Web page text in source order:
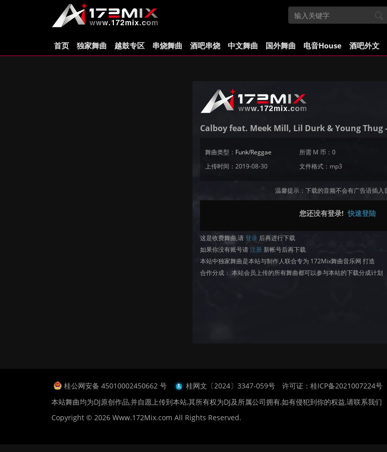
首页 独家舞曲 越鼓专区 串烧舞曲 酒吧串烧 中文舞曲 国外舞曲 电音House 酒吧外文
Calboy feat. Meek Mill, Lil Durk & Young
舞曲类型： Funk/Reggae
上传时间：2019-08-30
所需 M 币：0
文件格式：mp3
温馨提示：下载的音频不会有广告语插入
您还没有登录! 快速登陆
这是收费舞曲,请登录 后再进行下载
如果你没有账号请注册 新帐号后再下载
本站中独家舞曲是本站与制作人联合专为 172Mix舞曲音乐网 打造
合作分成： 本站会员上传的所有舞曲都可以参与本站的下载分成计划
桂公网安备 45010002450662 号 桂网文〔2024〕3347-059号
许可证：桂ICP备2021007224号
本站舞曲均为DJ原创作品,并自愿上传到本站,其所有权为DJ及所属公司拥有,如有侵犯到你的权益,请联系我们
Copyright © 2026 Www.172Mix.com All Rights Reserved.